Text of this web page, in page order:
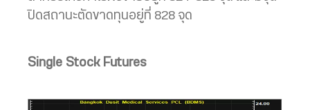
ปิดสถานะตัดขาดทุนอยู่ที่ 828 จุด
Single Stock Futures